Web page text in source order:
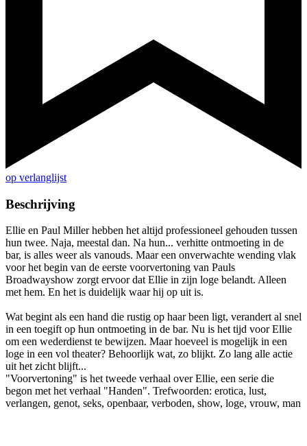
op verlanglijst
Beschrijving
Ellie en Paul Miller hebben het altijd professioneel gehouden tussen
hun twee. Naja, meestal dan. Na hun... verhitte ontmoeting in de
bar, is alles weer als vanouds. Maar een onverwachte wending vlak
voor het begin van de eerste voorvertoning van Pauls
Broadwayshow zorgt ervoor dat Ellie in zijn loge belandt. Alleen
met hem. En het is duidelijk waar hij op uit is.
Wat begint als een hand die rustig op haar been ligt, verandert al snel
in een toegift op hun ontmoeting in de bar. Nu is het tijd voor Ellie
om een wederdienst te bewijzen. Maar hoeveel is mogelijk in een
loge in een vol theater? Behoorlijk wat, zo blijkt. Zo lang alle actie
uit het zicht blijft...
"Voorvertoning" is het tweede verhaal over Ellie, een serie die
begon met het verhaal "Handen". Trefwoorden: erotica, lust,
verlangen, genot, seks, openbaar, verboden, show, loge, vrouw, man